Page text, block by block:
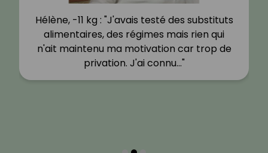
Hélène, -11 kg : "J'avais testé des substituts
alimentaires, des régimes mais rien qui
n'ait maintenu ma motivation car trop de
privation. J'ai connu…"